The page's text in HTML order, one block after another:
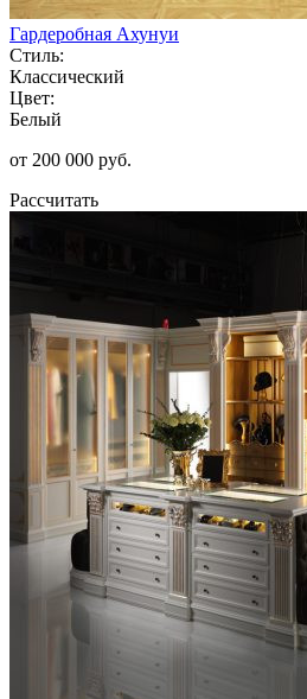
Гардеробная Ахунуи
Стиль:
Классический
Цвет:
Белый
от 200 000 руб.
Рассчитать